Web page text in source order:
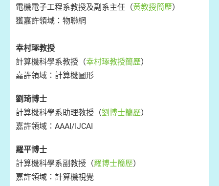
電機電子工程系教授及副系主任（黃教授簡歷）
獲嘉許領域：物聯網
幸村琢教授
計算機科學系教授（幸村琢教授簡歷）
嘉許領域：計算機圖形
劉琦博士
計算機科學系助理教授（劉博士簡歷）
嘉許領域：AAAI/IJCAI
羅平博士
計算機科學系副教授（羅博士簡歷）
嘉許領域：計算機視覺